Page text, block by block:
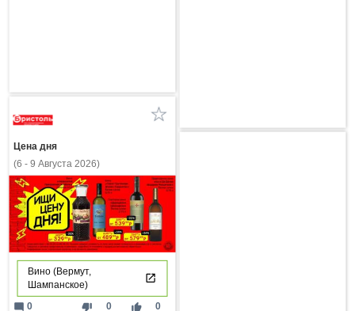
Цена дня
(6 - 9 Августа 2026)
Вино (Вермут,
Шампанское)
thumb_down 0 thumb_up 0
mode_comment 0